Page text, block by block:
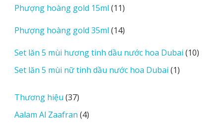
phẩm
Phượng hoàng gold 15ml 1111
phẩm
Phượng hoàng gold 35ml 1414
phẩm
Set lăn 5 mùi hương tinh dầu nước hoa Dubai 1010
Set lăn 5 mùi nữ tinh dầu nước hoa Dubai 11
Thương hiệu 3737
sản
phẩm
Aalam Al Zaafran 44